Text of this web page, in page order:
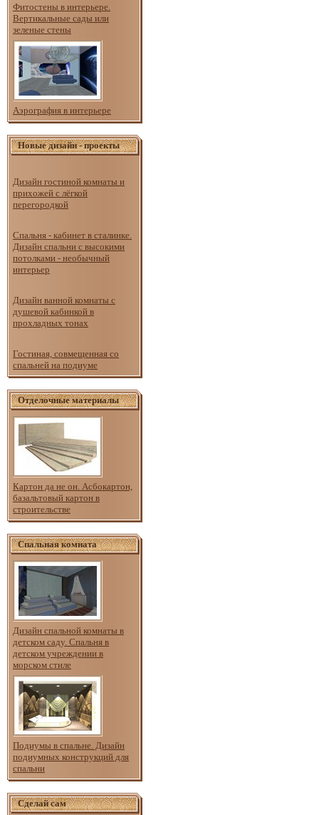
Фитостены в интерьере.
Вертикальные сады или
зеленые стены
Аэрография в интерьере
Новые дизайн - проекты
Дизайн гостиной комнаты и
прихожей с лёгкой
перегородкой
Спальня - кабинет в сталинке.
Дизайн спальни с высокими
потолками - необычный
интерьер
Дизайн ванной комнаты с
душевой кабинкой в
прохладных тонах
Гостиная, совмещенная со
спальней на подиуме
Отделочные материалы
Картон да не он. Асбокартон,
базальтовый картон в
строительстве
Спальная комната
Дизайн спальной комнаты в
детском саду. Спальня в
детском учреждении в
морском стиле
Подиумы в спальне. Дизайн
подиумных конструкций для
спальни
Сделай сам